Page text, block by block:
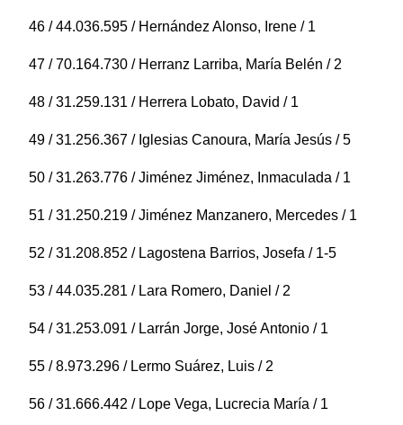
46 / 44.036.595 / Hernández Alonso, Irene / 1
47 / 70.164.730 / Herranz Larriba, María Belén / 2
48 / 31.259.131 / Herrera Lobato, David / 1
49 / 31.256.367 / Iglesias Canoura, María Jesús / 5
50 / 31.263.776 / Jiménez Jiménez, Inmaculada / 1
51 / 31.250.219 / Jiménez Manzanero, Mercedes / 1
52 / 31.208.852 / Lagostena Barrios, Josefa / 1-5
53 / 44.035.281 / Lara Romero, Daniel / 2
54 / 31.253.091 / Larrán Jorge, José Antonio / 1
55 / 8.973.296 / Lermo Suárez, Luis / 2
56 / 31.666.442 / Lope Vega, Lucrecia María / 1